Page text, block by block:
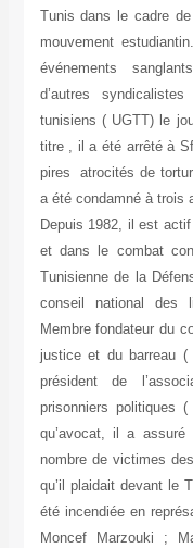
Tunis dans le cadre
mouvement
événements
d’autres
tunisiens ( UGTT) le
titre , il a été arrêté à
pires atrocités de
a été condamné à
Depuis 1982, il est
et dans le combat
Tunisienne de la
conseil national des
Membre fondateur du
justice et du barreau
président de
prisonniers
qu’avocat, il a
nombre de victimes
qu’il plaidait devant le
été incendiée en
Moncef Marzouki ;